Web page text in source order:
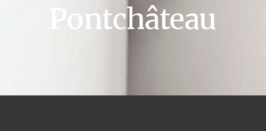
Pontchâteau